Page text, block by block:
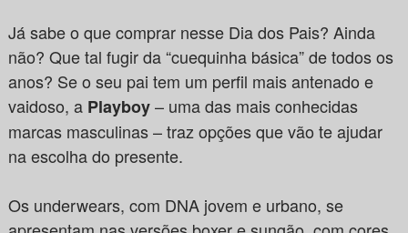
Já sabe o que comprar nesse Dia dos Pais? Ainda
não? Que tal fugir da “cuequinha básica” de todos os
anos? Se o seu pai tem um perfil mais antenado e
vaidoso, a Playboy– uma das mais conhecidas
marcas masculinas – traz opções que vão te ajudar
na escolha do presente.
Os underwears, com DNA jovem e urbano, se